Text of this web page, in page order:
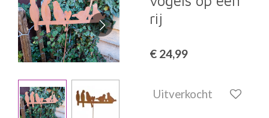
rij
€ 24,99
Uitverkocht